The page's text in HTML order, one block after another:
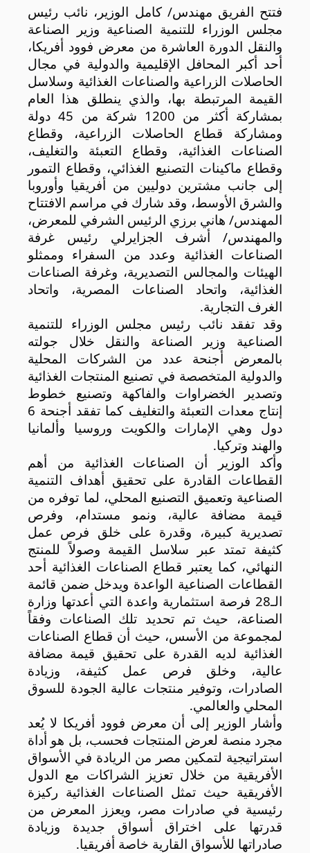
فتتح الفريق مهندس/ كامل الوزير، نائب رئيس
مجلس الوزراء للتنمية الصناعية وزير الصناعة
والنقل الدورة العاشرة من معرض فوود أفريكا،
أحد أكبر المحافل الإقليمية والدولية في مجال
الحاصلات الزراعية والصناعات الغذائية وسلاسل
القيمة المرتبطة بها، والذي ينطلق هذا العام
بمشاركة أكثر من 1200 شركة من 45 دولة
ومشاركة قطاع الحاصلات الزراعية، وقطاع
الصناعات الغذائية، وقطاع التعبئة والتغليف،
وقطاع ماكينات التصنيع الغذائي، وقطاع التمور
إلى جانب مشترين دوليين من أفريقيا وأوروبا
والشرق الأوسط، وقد شارك في مراسم الافتتاح
المهندس/ هاني برزي الرئيس الشرفي للمعرض،
والمهندس/ أشرف الجزايرلي رئيس غرفة
الصناعات الغذائية وعدد من السفراء وممثلو
الهيئات والمجالس التصديرية، وغرفة الصناعات
الغذائية، واتحاد الصناعات المصرية، واتحاد
الغرف التجارية.
وقد تفقد نائب رئيس مجلس الوزراء للتنمية
الصناعية وزير الصناعة والنقل خلال جولته
بالمعرض أجنحة عدد من الشركات المحلية
والدولية المتخصصة في تصنيع المنتجات الغذائية
وتصدير الخضراوات والفاكهة وتصنيع خطوط
إنتاج معدات التعبئة والتغليف كما تفقد أجنحة 6
دول وهي الإمارات والكويت وروسيا وألمانيا
والهند وتركيا.
وأكد الوزير أن الصناعات الغذائية من أهم
القطاعات القادرة على تحقيق أهداف التنمية
الصناعية وتعميق التصنيع المحلي، لما توفره من
قيمة مضافة عالية، ونمو مستدام، وفرص
تصديرية كبيرة، وقدرة على خلق فرص عمل
كثيفة تمتد عبر سلاسل القيمة وصولاً للمنتج
النهائي، كما يعتبر قطاع الصناعات الغذائية أحد
القطاعات الصناعية الواعدة ويدخل ضمن قائمة
الـ28 فرصة استثمارية واعدة التي أعدتها وزارة
الصناعة، حيث تم تحديد تلك الصناعات وفقاً
لمجموعة من الأسس، حيث أن قطاع الصناعات
الغذائية لديه القدرة على تحقيق قيمة مضافة
عالية، وخلق فرص عمل كثيفة، وزيادة
الصادرات، وتوفير منتجات عالية الجودة للسوق
المحلي والعالمي.
وأشار الوزير إلى أن معرض فوود أفريكا لا يُعد
مجرد منصة لعرض المنتجات فحسب، بل هو أداة
استراتيجية لتمكين مصر من الريادة في الأسواق
الأفريقية من خلال تعزيز الشراكات مع الدول
الأفريقية حيث تمثل الصناعات الغذائية ركيزة
رئيسية في صادرات مصر، ويعزز المعرض من
قدرتها على اختراق أسواق جديدة وزيادة
صادراتها للأسواق القارية خاصة أفريقيا.